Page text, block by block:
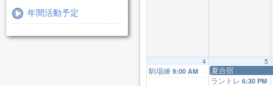
年間活動予定
4
駒場練 9:00 AM
5
夏合宿
ラントレ 6:30 PM